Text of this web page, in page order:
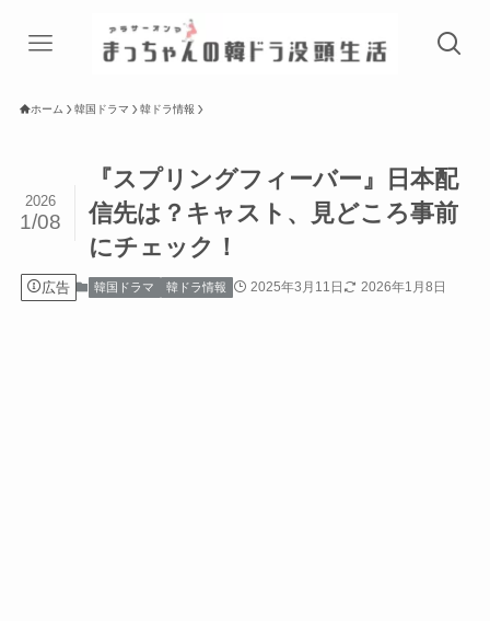
ホーム 韓国ドラマ 韓ドラ情報
『スプリングフィーバー』日本配
信先は？キャスト、見どころ事前
にチェック！
2026
1/08
広告 韓国ドラマ 韓ドラ情報 2025年3月11日 2026年1月8日